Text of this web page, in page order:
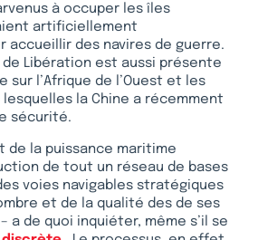
à occuper les îles
artificiellement
accueillir des navires de guerre.
de Libération est aussi présente
sur l’Afrique de l’Ouest et les
lesquelles la Chine a récemment
sécurité.
de la puissance maritime
de tout un réseau de bases
voies navigables stratégiques
et de la qualité des de ses
a de quoi inquiéter, même s’il se